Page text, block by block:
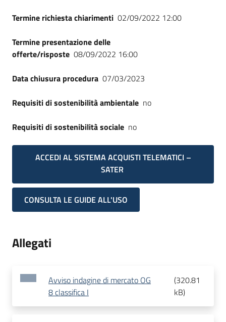
Termine richiesta chiarimenti 02/09/2022 12:00
Termine presentazione delle
offerte/risposte 08/09/2022 16:00
Data chiusura procedura 07/03/2023
Requisiti di sostenibilità ambientale no
Requisiti di sostenibilità sociale no
ACCEDI AL SISTEMA ACQUISTI TELEMATICI –
SATER
CONSULTA LE GUIDE ALL'USO
Allegati
Avviso indagine di mercato OG
8 classifica I
(320.81
kB)